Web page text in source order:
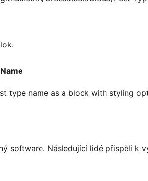
type name as a block with styling
software. Následující lidé přispěli k